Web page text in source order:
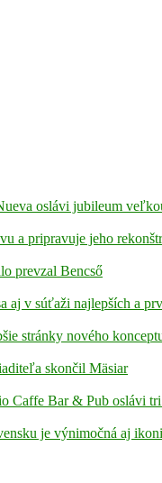
oslávi jubileum
a pripravuje jeho
prevzal Bencső
aj v súťaži najlepších a
stránky nového
skončil Mäsiar
Caffe Bar & Pub oslávi
je výnimočná aj